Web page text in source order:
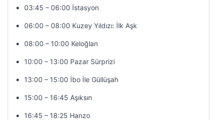
03:45 – 06:00 İstasyon
06:00 – 08:00 Kuzey Yıldızı: İlk Aşk
08:00 – 10:00 Keloğlan
10:00 – 13:00 Pazar Sürprizi
13:00 – 15:00 İbo İle Güllüşah
15:00 – 16:45 Aşıksın
16:45 – 18:25 Hanzo